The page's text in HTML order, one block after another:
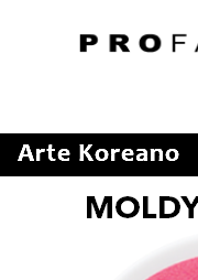
Básicos
Pinceles y Limas
Herramientas y
Gel 21 Días
Gel Butter